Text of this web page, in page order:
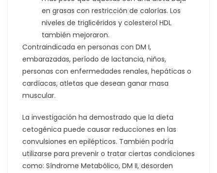
en grasas con restricción de calorías. Los
niveles de triglicéridos y colesterol HDL
también mejoraron.
Contraindicada en personas con DM I,
embarazadas, período de lactancia, niños,
personas con enfermedades renales, hepáticas o
cardíacas, atletas que desean ganar masa
muscular.
La investigación ha demostrado que la dieta
cetogénica puede causar reducciones en las
convulsiones en epilépticos. También podría
utilizarse para prevenir o tratar ciertas condiciones
como: Síndrome Metabólico, DM II, desorden